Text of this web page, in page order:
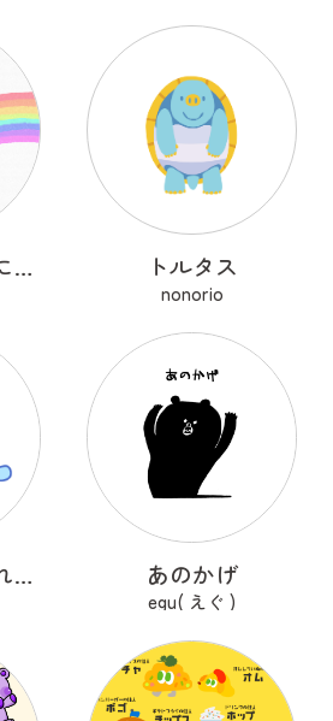
虹の橋のむこうにいるうちのこ トルタス
nonorio
目を合わせてくれないコバンザメちゃん あのかげ
egu( えぐ )